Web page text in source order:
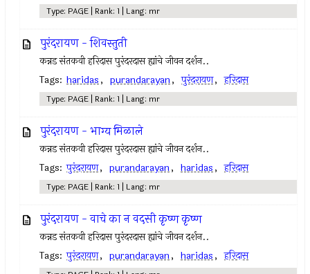
Type: PAGE | Rank: 1 | Lang: mr
पुरंदरायण - शिवस्तुती
कन्नड संतकवी हरिदास पुरंदरदास ह्यांचे जीवन दर्शन..
Tags: haridas, purandarayan, पुरंदरायण, हरिदास
Type: PAGE | Rank: 1 | Lang: mr
पुरंदरायण - भाग्य मिळाले
कन्नड संतकवी हरिदास पुरंदरदास ह्यांचे जीवन दर्शन..
Tags: पुरंदरायण, purandarayan, haridas, हरिदास
Type: PAGE | Rank: 1 | Lang: mr
पुरंदरायण - वाचे का न वदसी कृष्ण कृष्ण
कन्नड संतकवी हरिदास पुरंदरदास ह्यांचे जीवन दर्शन..
Tags: पुरंदरायण, purandarayan, haridas, हरिदास